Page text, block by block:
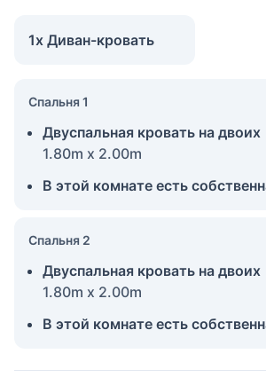
1x Диван-кровать
Спальня 1
Двуспальная кровать на двоих
1.80m x 2.00m
В этой комнате есть
Спальня 2
Двуспальная кровать на двоих
1.80m x 2.00m
В этой комнате есть